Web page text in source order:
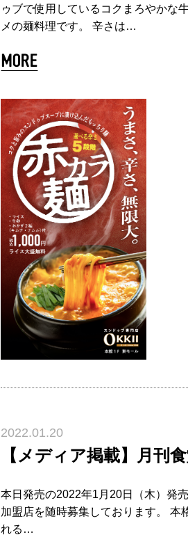
ゥブで使用しているコクまろやかな
メの麺料理です。 辛さは…
2022.01.20
【メディア掲載】月刊
本日発売の2022年1月20日（木）発
加盟店を随時募集しております。 本
れる…